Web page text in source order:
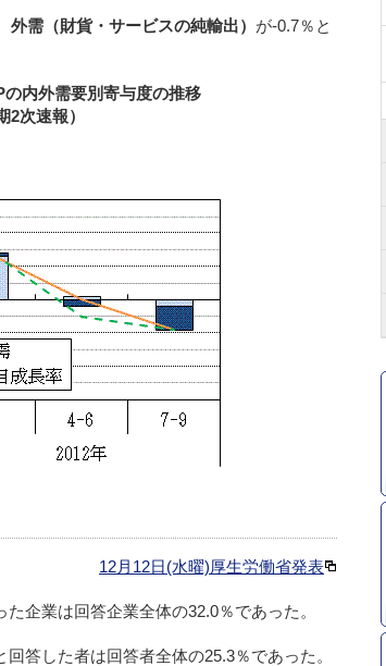
外需（財貨・サービスの純輸出） が-0.7％と
内外需要別寄与度の推移
2次速報）
12月12日(水曜)厚生労働省発表
企業は回答企業全体の32.0％であった。
答した者は回答者全体の25.3％であった。